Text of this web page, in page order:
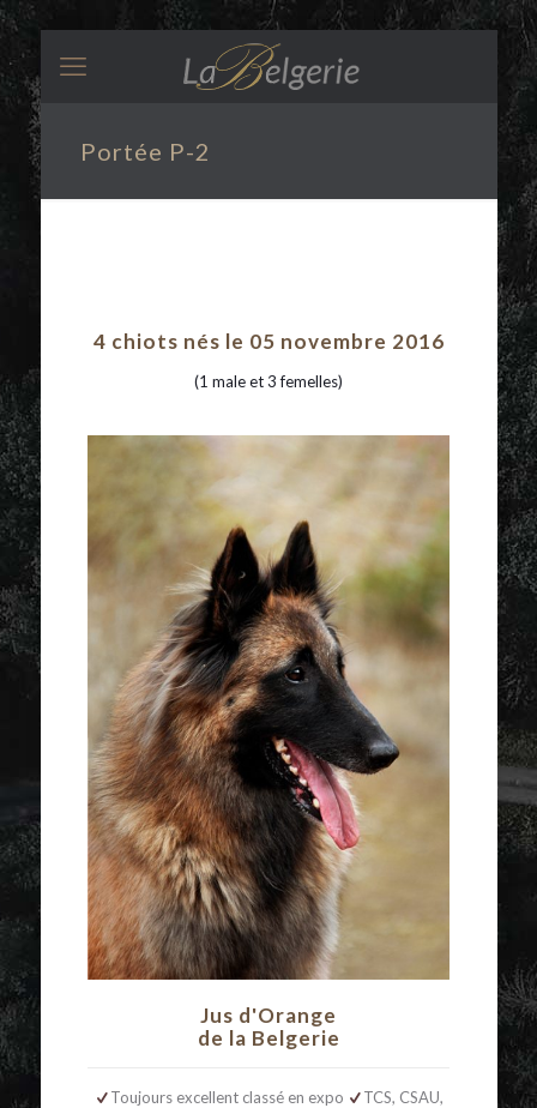
Portée P-2
4 chiots nés le 05 novembre 2016
(1 male et 3 femelles)
Jus d'Orange
de la Belgerie
Toujours excellent classé en expo
TCS, CSAU,